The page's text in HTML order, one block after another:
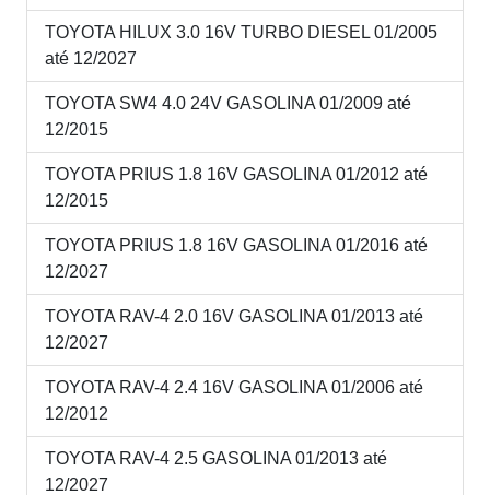
TOYOTA HILUX 3.0 16V TURBO DIESEL 01/2005
até 12/2027
TOYOTA SW4 4.0 24V GASOLINA 01/2009 até
12/2015
TOYOTA PRIUS 1.8 16V GASOLINA 01/2012 até
12/2015
TOYOTA PRIUS 1.8 16V GASOLINA 01/2016 até
12/2027
TOYOTA RAV-4 2.0 16V GASOLINA 01/2013 até
12/2027
TOYOTA RAV-4 2.4 16V GASOLINA 01/2006 até
12/2012
TOYOTA RAV-4 2.5 GASOLINA 01/2013 até
12/2027